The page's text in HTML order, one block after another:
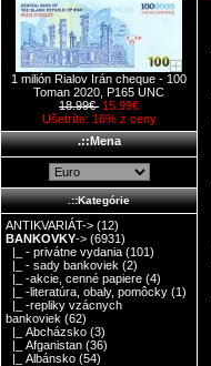
1 milión Rialov Irán cheque - 100
Toman 2020, P165 UNC
18.99€ 15.99€
Ušetríte: 16% z ceny
.::Mena
.::Kategórie
ANTIKVARIÁT-> (12)
BANKOVKY-> (6931)
|_ - privátne vydania (101)
|_ - sady bankoviek (2)
|_ -akcie, cenné papiere (4)
|_ -literatúra, obaly, pomôcky (1)
|_ -repliky vzácnych
bankoviek (62)
|_ Abcházsko (3)
|_ Afganistan (36)
|_ Albánsko (54)